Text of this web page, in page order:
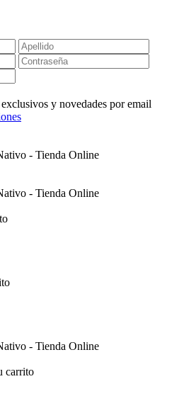
y novedades por email
carrito